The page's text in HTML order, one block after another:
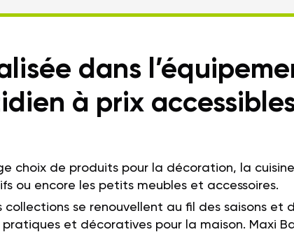
dans
à prix
choix de produits pour la décoration, la
ou encore les petits meubles et accessoires.
collections se renouvellent aufil des saisons et
pratiques et décoratives pour la maison. Maxi